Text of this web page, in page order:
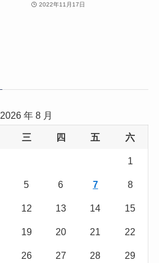
2022年11月17日
2026 年 8 月
三 四 五 六
1
5 6 7 8
12 13 14 15
19 20 21 22
26 27 28 29